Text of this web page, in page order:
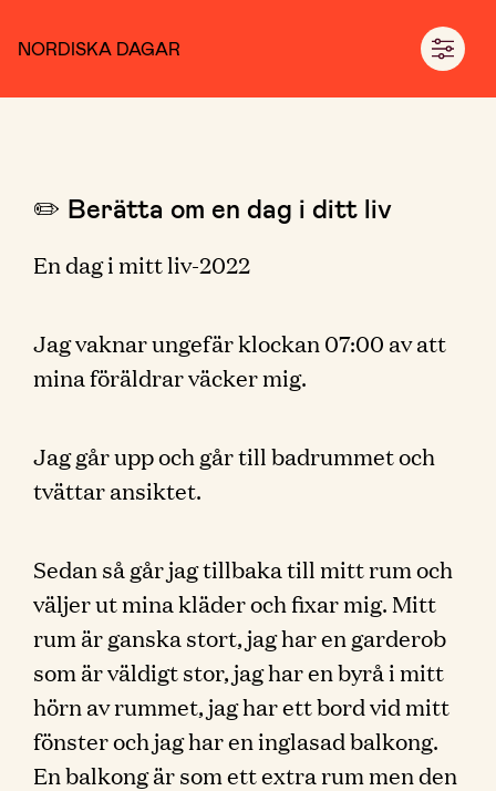
NORDISKA DAGAR
✏️ Berätta om en dag i ditt liv
En dag i mitt liv-2022
Jag vaknar ungefär klockan 07:00 av att
mina föräldrar väcker mig.
Jag går upp och går till badrummet och
tvättar ansiktet.
Sedan så går jag tillbaka till mitt rum och
väljer ut mina kläder och fixar mig. Mitt
rum är ganska stort, jag har en garderob
som är väldigt stor, jag har en byrå i mitt
hörn av rummet, jag har ett bord vid mitt
fönster och jag har en inglasad balkong.
En balkong är som ett extra rum men den